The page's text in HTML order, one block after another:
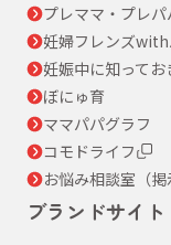
プレママ・プレ
妊婦フレンズ
妊娠中に知って
ぼにゅ育
ママパパグラフ
コモドライフ
お悩み相談室（掲
ブランドサイト